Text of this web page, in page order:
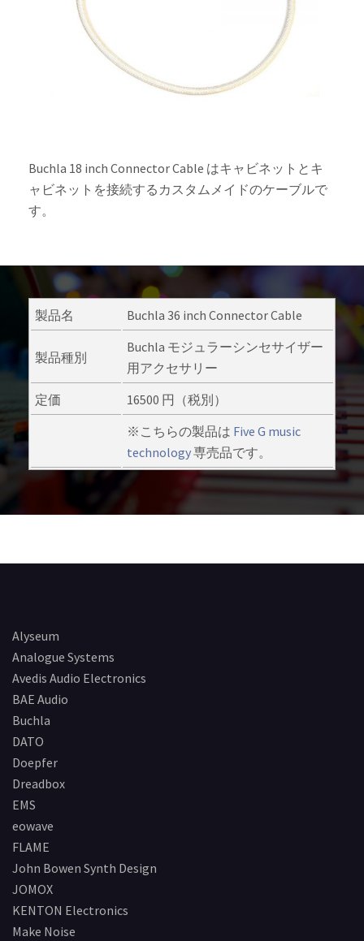
Buchla 18 inch Connector Cable はキャビネットとキ
ャビネットを接続するカスタムメイドのケーブルで
す。
製品名 Buchla 36 inch Connector Cable
製品種別
Buchla モジュラーシンセサイザー
用アクセサリー
定価
16500 円（税別）
※こちらの製品は Five G music
technology専売品です。
Alyseum
Analogue Systems
Avedis Audio Electronics
BAE Audio
Buchla
DATO
Doepfer
Dreadbox
EMS
eowave
FLAME
John Bowen Synth Design
JOMOX
KENTON Electronics
Make Noise